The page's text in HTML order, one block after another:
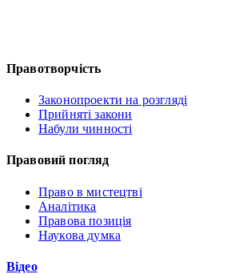
Правотворчість
Законопроекти на розгляді
Прийняті закони
Набули чинності
Правовий погляд
Право в мистецтві
Аналітика
Правова позиція
Наукова думка
Відео